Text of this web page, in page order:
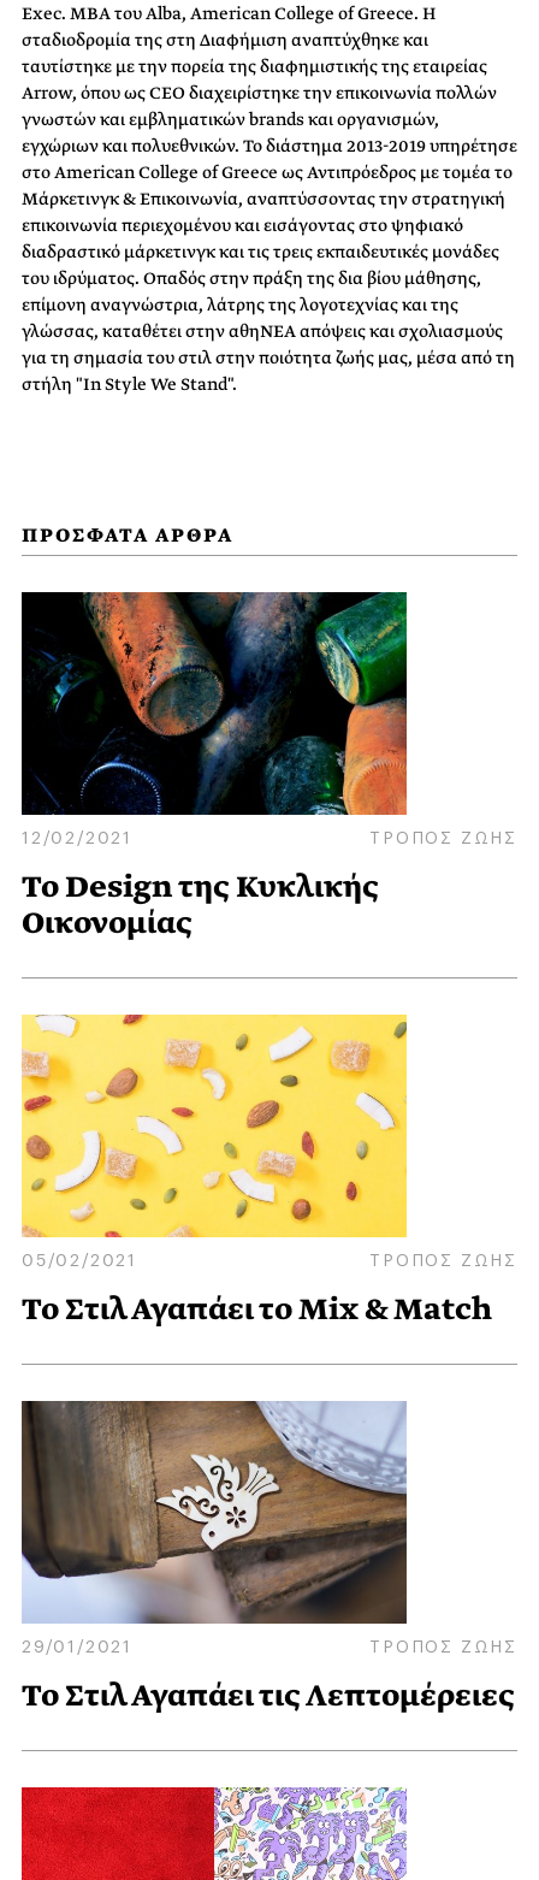
Exec. ΜΒΑ του Alba, American College of Greece. Η
σταδιοδρομία της στη Διαφήμιση αναπτύχθηκε και
ταυτίστηκε με την πορεία της διαφημιστικής της εταιρείας
Arrow, όπου ως CEO διαχειρίστηκε την επικοινωνία πολλών
γνωστών και εμβληματικών brands και οργανισμών,
εγχώριων και πολυεθνικών. Το διάστημα 2013-2019 υπηρέτησε
στο American College of Greece ως Αντιπρόεδρος με τομέα το
Μάρκετινγκ & Επικοινωνία, αναπτύσσοντας την στρατηγική
επικοινωνία περιεχομένου και εισάγοντας στο ψηφιακό
διαδραστικό μάρκετινγκ και τις τρεις εκπαιδευτικές μονάδες
του ιδρύματος. Οπαδός στην πράξη της δια βίου μάθησης,
επίμονη αναγνώστρια, λάτρης της λογοτεχνίας και της
γλώσσας, καταθέτει στην αθηΝΕΑ απόψεις και σχολιασμούς
για τη σημασία του στιλ στην ποιότητα ζωής μας, μέσα από τη
στήλη "In Style We Stand".
ΠΡΟΣΦΑΤΑ ΑΡΘΡΑ
12/02/2021 ΤΡΟΠΟΣ ΖΩΗΣ
To Design της Κυκλικής
Oικονομίας
05/02/2021 ΤΡΟΠΟΣ ΖΩΗΣ
Το Στιλ Αγαπάει το Mix & Match
29/01/2021 ΤΡΟΠΟΣ ΖΩΗΣ
Το Στιλ Αγαπάει τις Λεπτομέρειες